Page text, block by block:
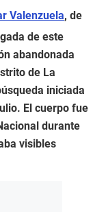
Valenzuela, de
de este
abandonada
de La
iniciada
El cuerpo fue
durante
visibles